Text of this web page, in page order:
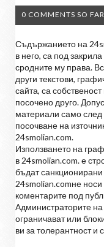
0 COMMENTS SO
Съдържанието на
в него, са под
сродните му права.
други текстови,
сайта, са
посочено друго.
материали само след
посочване на
24smolian.com.
Използването на
в 24smolian.com. е
бъдат санкционирани
24smolian.comне
коментарите под
Администраторите
ограничават или
ви за толерантност и